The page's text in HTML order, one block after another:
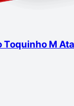
Toquinho M